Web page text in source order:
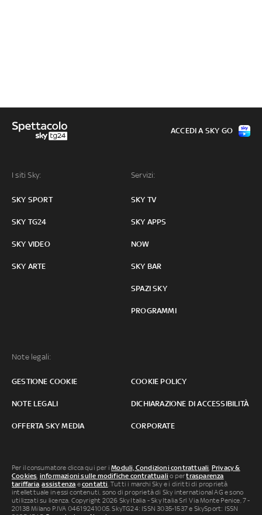
I siti Sky:
SKY SPORT
SKY TG24
SKY VIDEO
SKY ARTE
Servizi:
SKY TV
SKY APPS
NOW
SKY BAR
SPAZI SKY
PROGRAMMI
Note legali:
GESTIONE COOKIE COOKIE POLICY
NOTE LEGALI DICHIARAZIONE DI ACCESSIBILITÀ
OFFERTA SKY MEDIA CORPORATE
ACCEDI A SKY GO
Per il consumatore clicca qui per iModuli, Condizioni contrattuali, Privacy &
Cookies, informazioni sulle modifiche contrattuali o pertrasparenza
tariffaria,assistenza econtatti. Tutti i marchi Sky e i diritti di proprietà
intellettuale in essi contenuti, sono di proprietà di Sky international AG e sono
utilizzati su licenza. Copyright 2026 Sky Italia - Sky Italia Srl Via Monte Penice, 7 -
20138 Milano P.IVA 04619241005. SkyTG24: ISSN 3035-1537 e SkySport: ISSN